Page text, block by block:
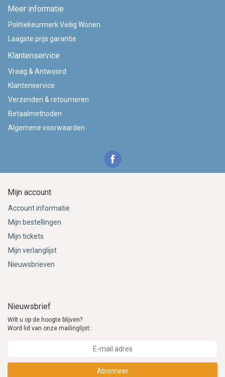
Meer informatie
Politiekeurmerk Veilig Wonen
Laagste prijs garantie
Klantenservice
Vraag & Antwoord
Klantenservice
Verzenden & retourneren
Betaalmethoden
Algemene voorwaarden
Mijn account
Account informatie
Mijn bestellingen
Mijn tickets
Mijn verlanglijst
Nieuwsbrieven
Nieuwsbrief
Wilt u op de hoogte blijven?
Word lid van onze mailinglijst:
Abonneer